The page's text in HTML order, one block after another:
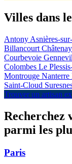
Villes dans
Antony Asnières-
Billancourt
Courbevoie
Colombes Le
Montrouge Nanterre
Saint-Cloud
Trouver un artisan
Recherchez
parmi les
Paris